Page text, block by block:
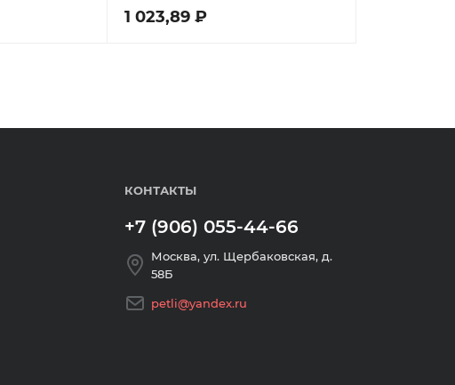
1 023,89 ₽
КОНТАКТЫ
+7 (906) 055-44-66
Москва, ул. Щербаковская, д.
58Б
petli@yandex.ru